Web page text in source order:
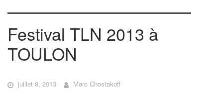
Festival TLN 2013 à
TOULON
juillet 8, 2013
Marc Chostakoff